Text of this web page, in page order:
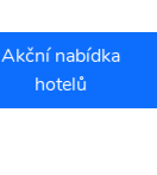
Akční nabídka
hotelů